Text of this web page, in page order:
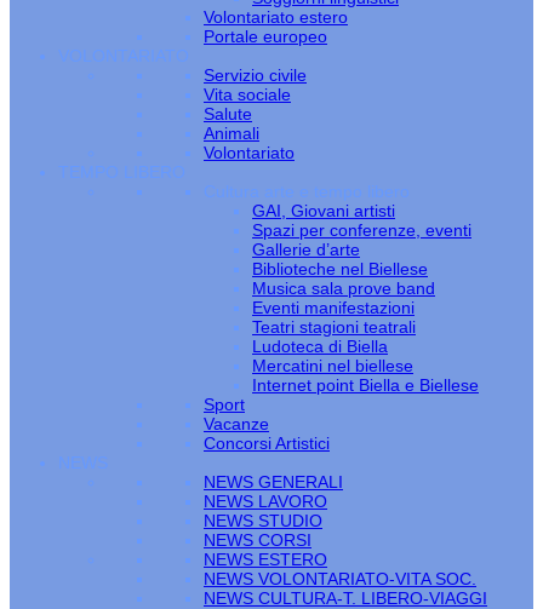
Volontariato estero
Portale europeo
VOLONTARIATO
Servizio civile
Vita sociale
Salute
Animali
Volontariato
TEMPO LIBERO
Cultura arte e tempo libero
GAI, Giovani artisti
Spazi per conferenze, eventi
Gallerie d’arte
Biblioteche nel Biellese
Musica sala prove band
Eventi manifestazioni
Teatri stagioni teatrali
Ludoteca di Biella
Mercatini nel biellese
Internet point Biella e Biellese
Sport
Vacanze
Concorsi Artistici
NEWS
NEWS GENERALI
NEWS LAVORO
NEWS STUDIO
NEWS CORSI
NEWS ESTERO
NEWS VOLONTARIATO-VITA SOC.
NEWS CULTURA-T. LIBERO-VIAGGI